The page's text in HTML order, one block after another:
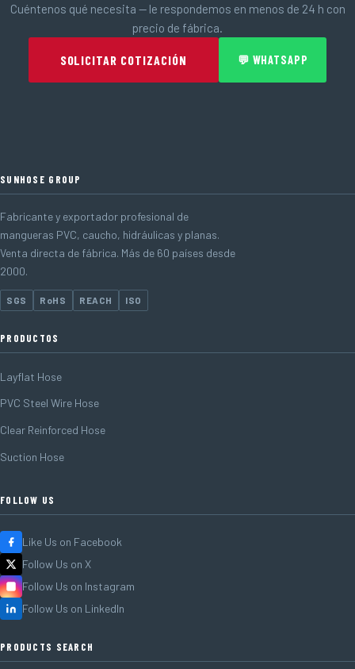
Cuéntenos qué necesita — le respondemos en menos de 24 h con
precio de fábrica.
SOLICITAR COTIZACIÓN 💬 WHATSAPP
SUNHOSE GROUP
Fabricante y exportador profesional de
mangueras PVC, caucho, hidráulicas y planas.
Venta directa de fábrica. Más de 60 países desde
2000.
SGS RoHS REACH ISO
PRODUCTOS
Layflat Hose
PVC Steel Wire Hose
Clear Reinforced Hose
Suction Hose
FOLLOW US
Like Us on Facebook
Follow Us on X
Follow Us on Instagram
Follow Us on LinkedIn
PRODUCTS SEARCH